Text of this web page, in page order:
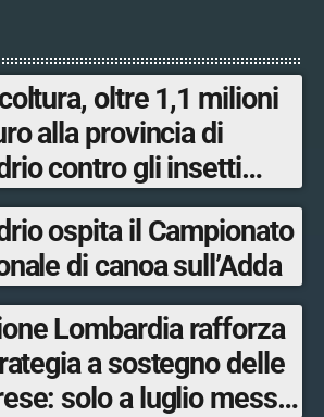
oltre 1,1 milioni
alla provincia di
contro gli insetti
ospita il Campionato
di canoa sull’Adda
Lombardia rafforza
a sostegno delle
a luglio messe